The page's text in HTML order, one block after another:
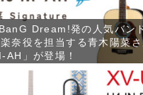
Dream!発の人気バン
奈役を担当する青木陽菜
AH」が登場！